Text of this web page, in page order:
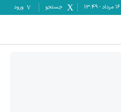
-
13:49 جستجو ورود